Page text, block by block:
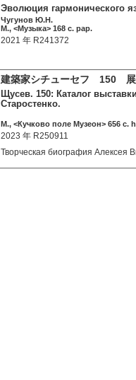
Эволюция гармонического
Чугунов Ю.Н.
М., <Музыка> 168 c. pap.
2021 年 R241372
建築家シチューセフ 150
Щусев. 150: Каталог
Старостенко.
М., <Кучково поле Музеон> 656 c.
2023 年 R250911
Творческая биография Алексея